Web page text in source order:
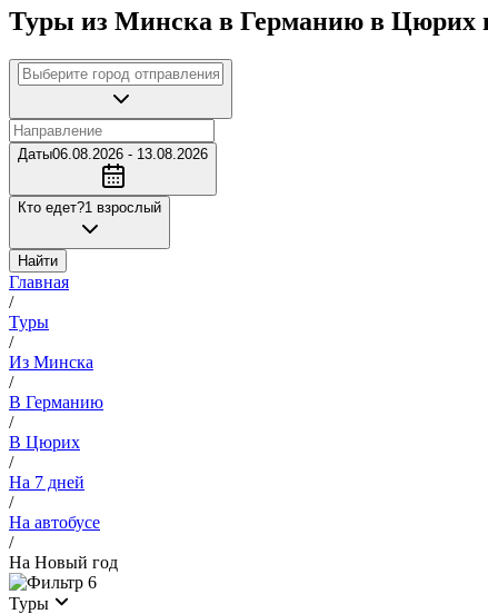
Туры из Минска в Германию в Цюрих
Даты06.08.2026 - 13.08.2026
Кто едет?1 взрослый
Найти
Главная
/
Туры
/
Из Минска
/
В Германию
/
В Цюрих
/
На 7 дней
/
На автобусе
/
На Новый год
6
Туры